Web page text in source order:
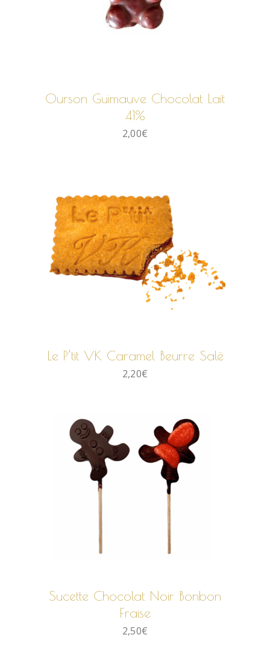
Ourson Guimauve Chocolat Lait
41%
2,00€
Le P’tit VK Caramel Beurre Salé
2,20€
Sucette Chocolat Noir Bonbon
Fraise
2,50€